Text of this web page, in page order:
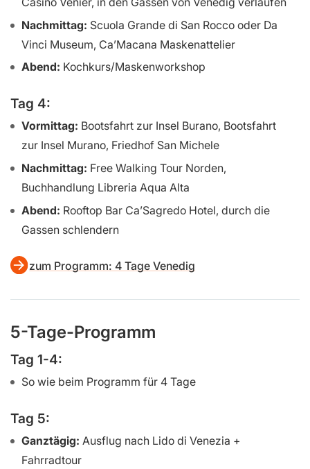
Nachmittag: Scuola Grande di San Rocco oder Da
Vinci Museum, Ca’Macana Maskenattelier
Abend: Kochkurs/Maskenworkshop
Tag 4:
Vormittag: Bootsfahrt zur Insel Burano, Bootsfahrt
zur Insel Murano, Friedhof San Michele
Nachmittag: Free Walking Tour Norden,
Buchhandlung Libreria Aqua Alta
Abend: Rooftop Bar Ca’Sagredo Hotel, durch die
Gassen schlendern
zum Programm: 4 Tage Venedig
5-Tage-Programm
Tag 1-4:
So wie beim Programm für 4 Tage
Tag 5:
Ganztägig: Ausflug nach Lido di Venezia +
Fahrradtour